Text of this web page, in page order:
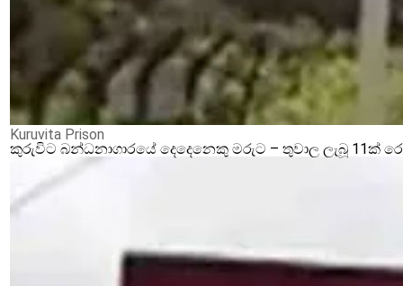
Kuruvita Prison
කුරුවිට බන්ධනාගාරයේ දෙදෙනෙකු මරුට – තුවාල ලැබූ 11ක්